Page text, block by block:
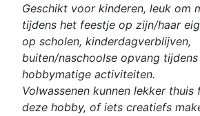
Geschikt voor kinderen, leuk om
tijdens het feestje op zijn/haar
op scholen, kinderdagverblijven,
buiten/naschoolse opvang
hobbymatige activiteiten.
Volwassenen kunnen lekker thuis
deze hobby, of iets creatiefs